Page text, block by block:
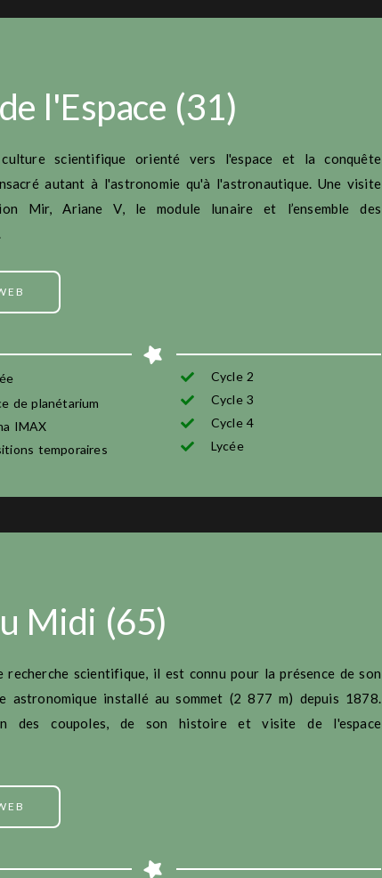
l'Espace (31)
scientifique orienté vers l'espace et la conquête
autant à l'astronomie qu'à l'astronautique. Une visite
Mir, Ariane V, le module lunaire et l’ensemble des
de planétarium
IMAX
temporaires
Cycle 2
Cycle 3
Cycle 4
Lycée
Midi (65)
recherche scientifique, il est connu pour la présence de son
astronomique installé au sommet (2 877 m) depuis 1878.
des coupoles, de son histoire et visite de l'espace